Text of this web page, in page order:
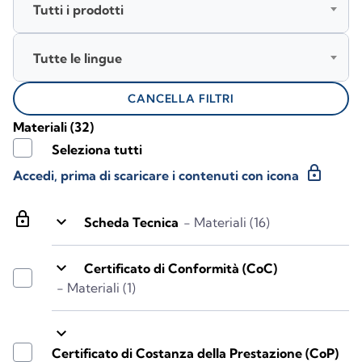
lock keyboard_arrow_down Scheda Tecnica - Materiali (16)
keyboard_arrow_down
Certificato di Conformità (CoC)
- Materiali (1)
keyboard_arrow_down
Certificato di Costanza della Prestazione (CoP)
Materiali (32)
Seleziona tutti
Accedi, prima di scaricare i contenuti con icona lock
Tutti i prodotti
Tutte le lingue
CANCELLA FILTRI